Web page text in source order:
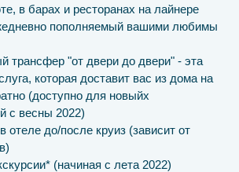
в барах и ресторанах на лайнере
пополняемый вашими любимы
трансфер "от двери до двери" - эта
которая доставит вас из дома на
(доступно для новыйх
с весны 2022)
отеле до/после круиз (зависит от
(начиная с лета 2022)